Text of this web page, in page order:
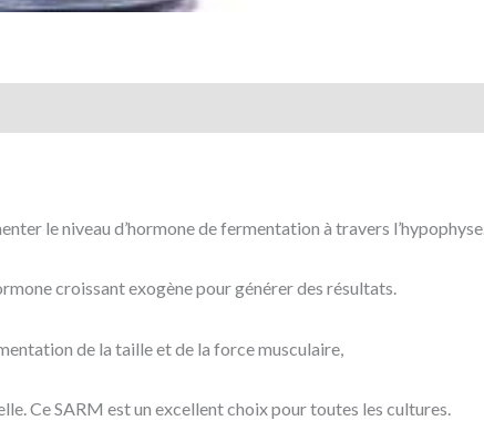
le niveau d’hormone de fermentation à travers l’hypophyse.
croissant exogène pour générer des résultats.
de la taille et de la force musculaire,
Ce SARM est un excellent choix pour toutes les cultures.